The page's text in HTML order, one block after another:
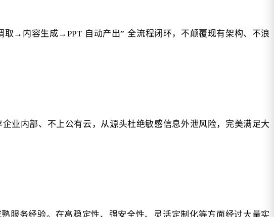
→内容生成→PPT 自动产出” 全流程闭环，不颠覆现有架构、不浪
业内部、不上公有云，从源头杜绝敏感信息外泄风险，完美满足大
服务经验。在高稳定性、强安全性、灵活定制化等方面经过大量实